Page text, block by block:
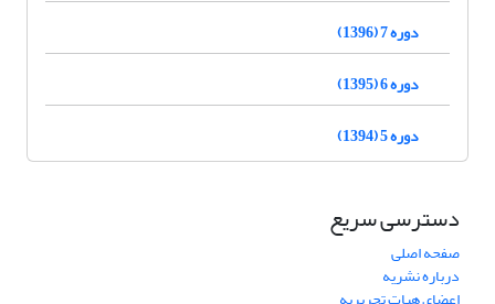
دوره 7 (1396)
دوره 6 (1395)
دوره 5 (1394)
دسترسی سریع
صفحه اصلی
درباره نشریه